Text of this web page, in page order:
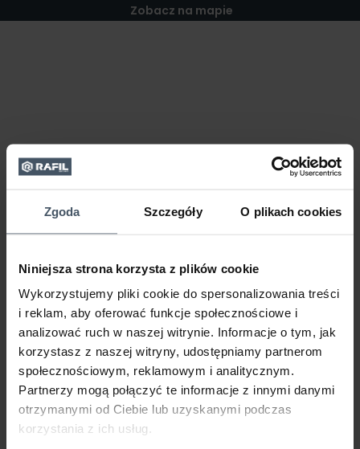
Zgoda Szczegóły O plikach cookies
Niniejsza strona korzysta z plików cookie
Wykorzystujemy pliki cookie do spersonalizowania treści
i reklam, aby oferować funkcje społecznościowe i
analizować ruch w naszej witrynie. Informacje o tym, jak
korzystasz z naszej witryny, udostępniamy partnerom
społecznościowym, reklamowym i analitycznym.
Partnerzy mogą połączyć te informacje z innymi danymi
otrzymanymi od Ciebie lub uzyskanymi podczas
korzystania z ich usług.
Zobacz na mapie